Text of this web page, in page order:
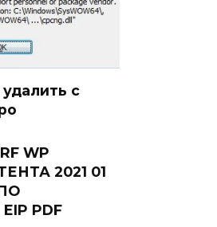
с
WP
2021 01
PDF